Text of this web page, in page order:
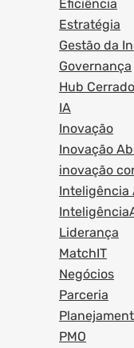
Eficiência
Estratégia
Gestão da
Governança
Hub Cerrado
IA
Inovação
Inovação
inovação
Inteligência
Liderança
MatchIT
Negócios
Parceria
PMO